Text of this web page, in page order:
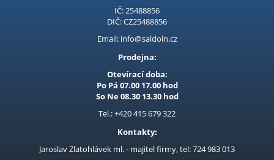
Prodejna LOUNY - nezařazené
IČ: 25488856
DIČ: CZ25488856
Email: info@saldoln.cz
Prodejna:
Otevírací doba:
Po Pá 07.00 17.00 hod
So Ne 08.30 13.30 hod
Tel.: +420 415 679 322
Kontakty:
Jaroslav Zlatohlávek ml. - majitel firmy, tel: 724 983 013